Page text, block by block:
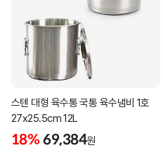
스텐 대형 육수통 국통 육수냄비 1호
27x25.5cm 12L
18% 69,384원